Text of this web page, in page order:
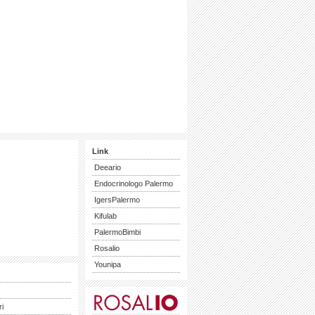
Link
Deeario
Endocrinologo Palermo
IgersPalermo
Kifulab
PalermoBimbi
Rosalio
Younipa